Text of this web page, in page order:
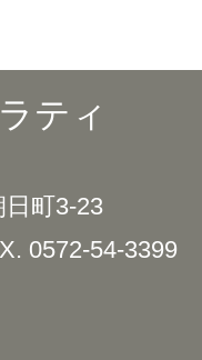
ティ
町3-23
0572-54-3399